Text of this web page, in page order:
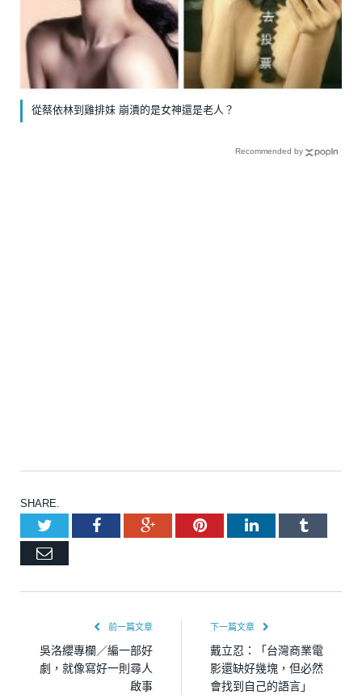
從蔡依林到雞排妹 崩潰的是女神還是老人？
Recommended by
SHARE.
TwitterFacebookGoogle+PinterestLinkedInTumblr
Email
前一篇文章
吳洛纓專欄／編一部好
劇，就像寫好一則尋人
啟事
下一篇文章
戴立忍：「台灣商業電
影還缺好幾塊，但必然
會找到自己的語言」